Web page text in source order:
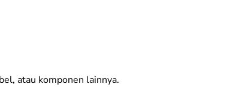
atau komponen lainnya.